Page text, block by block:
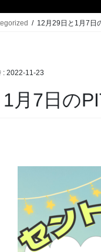
12月29日と1月7日
: 2022-11-23
月7日の